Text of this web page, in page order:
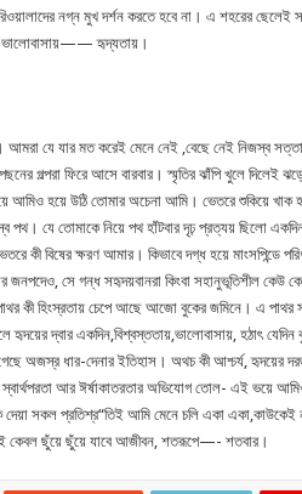
নগ্ন মুখ দর্শন করতে হবে না। এ শহরের ছেলেই
। ভালোবাসায়—— হৃদ্যতায়।
যে যার মত করেই মেনে নেই ,বেছে নেই নিজস্ব সত্তা।
গল্পরা ফিরে আসে বারবার। স্মৃতির ঝাঁপি খুলে
আমিও হয়ে উঠি তোমার অচেনা আমি। ভেতরে শুকিয়ে
পথ। যে তোমাকে নিয়ে পথ হাঁটবার দৃঢ় প্রত্যয় ছিলো
বিষের ক্ষরণ আমার। কিভাবে দগ্ধ হয়ে মাংসপিন্ডে
সে গন্ধ সহৃদয়বানরা কিংবা সহানুভূতিশীল কেউ
পাথর কী হিংস্রতায় চেপে আছে আজো বুকের জমিনে। এ
হৃদয়ের দ্বার একদিন,বিশ্বস্ততায়,ভালোবাসায়, হঠাৎ
অজস্র ধার-দেনার ইতিহাস। অথচ কী আশ্চর্য, হৃদয়ের
আর ঈর্ষাকাতরতার অভিযোগ তোল- এই ভয়ে আমিও
সকল প্রতিশ্র“তিই আমি মেনে চলি একা একা,কাউকেই
কেবল ছুঁয়ে ছুঁয়ে যাবে আজীবন, শতরূপে—- শতবার।